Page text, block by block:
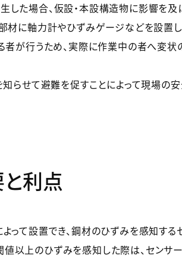
た場合、仮設・本設構造物に影響を及
材に軸力計やひずみゲージなどを設置
が行うため、実際に作業中の者へ変状
らせて避難を促すことによって現場の
利点
て設置でき、鋼材のひずみを感知する
以上のひずみを感知した際は、セン